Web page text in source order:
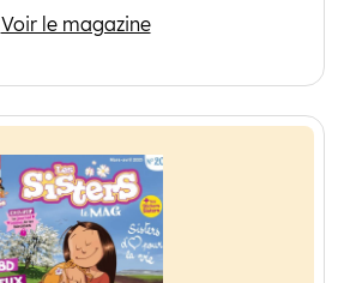
Voir le magazine
1jour1actu